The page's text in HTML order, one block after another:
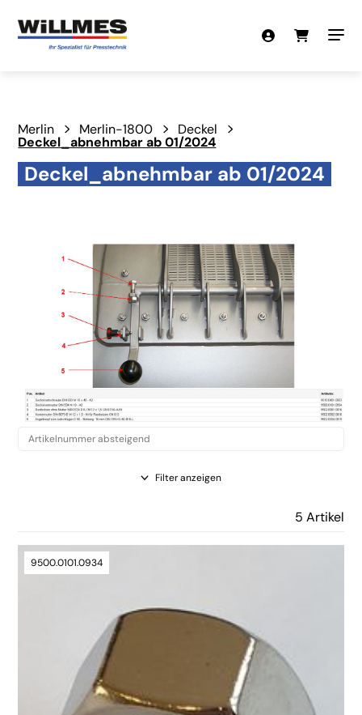
Merlin Merlin-1800 Deckel
Deckel_abnehmbar ab 01/2024
Deckel_abnehmbar ab 01/2024
Filter anzeigen
5 Artikel
9500.0101.0934